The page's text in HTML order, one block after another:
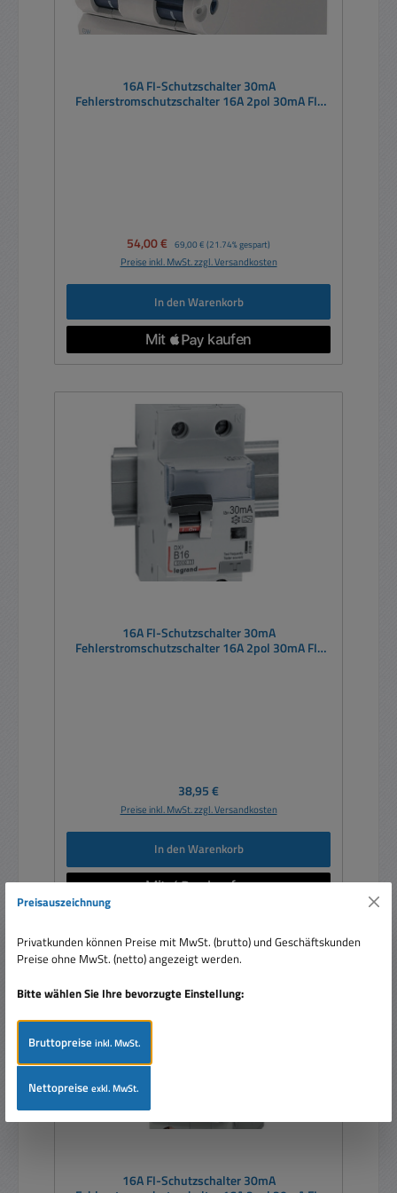
16A FI-Schutzschalter 30mA
Fehlerstromschutzschalter 16A 2pol 30mA FI-
Verkaufspreis:
54,00 € Regulärer Preis:
69,00 € (21.74% gespart)
Preise inkl. MwSt. zzgl. Versandkosten
In den Warenkorb
16A FI-Schutzschalter 30mA
Fehlerstromschutzschalter 16A 2pol 30mA FI-
Regulärer Preis:
38,95 €
Preise inkl. MwSt. zzgl. Versandkosten
In den Warenkorb
%Rabatt
16A FI-Schutzschalter 30mA
Preisauszeichnung
Privatkunden können Preise mit MwSt. (brutto) und Geschäftskunden
Preise ohne MwSt. (netto) angezeigt werden.
Bitte wählen Sie Ihre bevorzugte Einstellung:
Bruttopreiseinkl. MwSt.
Nettopreiseexkl. MwSt.